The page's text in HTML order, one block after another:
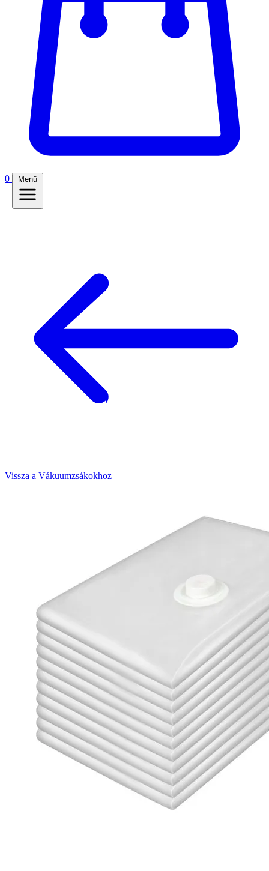
0 Menü
Vissza a Vákuumzsákokhoz